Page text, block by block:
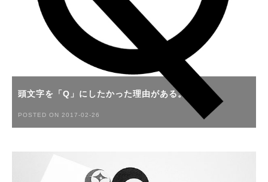
頭文字を「Q」にしたかった理由がある。
POSTED ON 2017-02-26